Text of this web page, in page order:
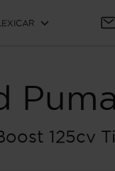
Puma
125cv